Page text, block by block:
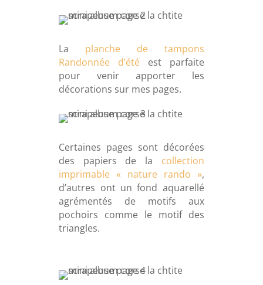
La planche de tampons
Randonnée d’été est parfaite
pour venir apporter les
décorations sur mes pages.
Certaines pages sont décorées
des papiers de la collection
imprimable « nature rando »,
d’autres ont un fond aquarellé
agrémentés de motifs aux
pochoirs comme le motif des
triangles.